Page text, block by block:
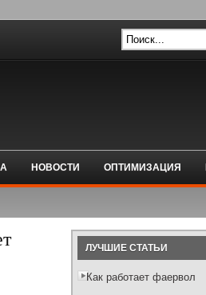
НОВОСТИ ОПТИМИЗАЦИЯ
ЛУЧШИЕ СТАТЬИ
Как работает фаервол